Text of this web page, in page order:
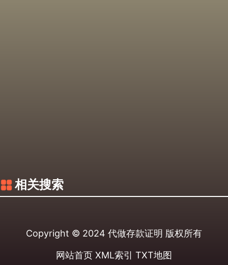
相关搜索
Copyright © 2024 代做存款证明 版权所有
网站首页 XML索引 TXT地图